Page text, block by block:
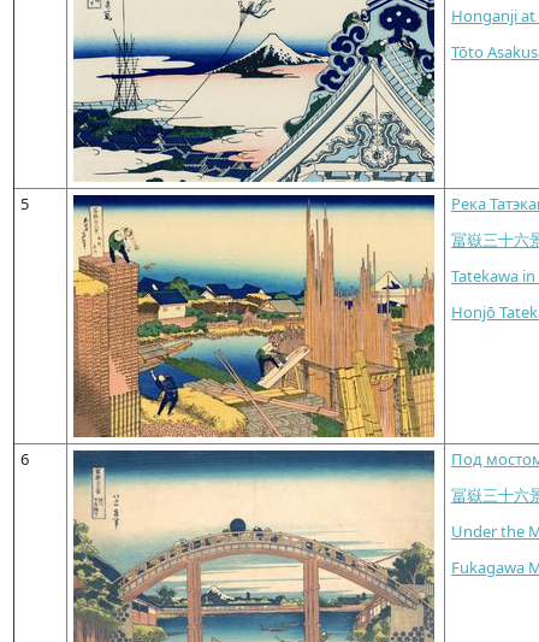
Honganji at
Tōto
5
Река
冨嶽三十
Tatekawa
Honjō
6
Под
冨嶽三十
Under the
Fukagawa